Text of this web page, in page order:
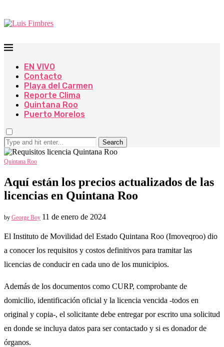
EN VIVO
Contacto
Playa del Carmen
Reporte Clima
Quintana Roo
Puerto Morelos
Search
Quintana Roo
Aquí están los precios actualizados de las
licencias en Quintana Roo
by George Boy 11 de enero de 2024
El Instituto de Movilidad del Estado Quintana Roo (Imoveqroo) dio
a conocer los requisitos y costos definitivos para tramitar las
licencias de conducir en cada uno de los municipios.
Además de los documentos como CURP, comprobante de
domicilio, identificación oficial y la licencia vencida -todos en
original y copia-, el solicitante debe entregar por escrito una solicitud
en donde se incluya datos para ser contactado y si es donador de
órganos.